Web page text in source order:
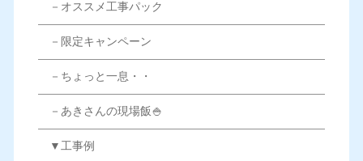
－オススメ工事パック
－限定キャンペーン
－ちょっと一息・・
－あきさんの現場飯🍚
▼工事例